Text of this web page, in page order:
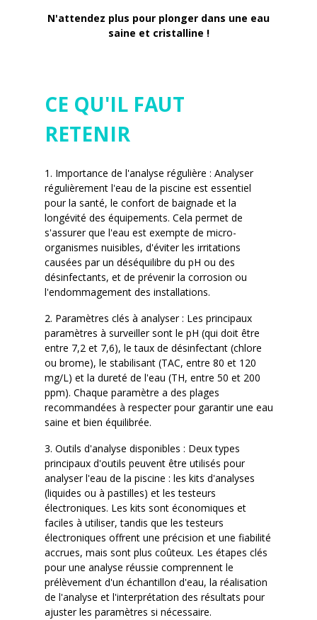
N'attendez plus pour plonger dans une eau
saine et cristalline !
CE QU'IL FAUT
RETENIR
1. Importance de l'analyse régulière : Analyser
régulièrement l'eau de la piscine est essentiel
pour la santé, le confort de baignade et la
longévité des équipements. Cela permet de
s'assurer que l'eau est exempte de micro-
organismes nuisibles, d'éviter les irritations
causées par un déséquilibre du pH ou des
désinfectants, et de prévenir la corrosion ou
l'endommagement des installations.
2. Paramètres clés à analyser : Les principaux
paramètres à surveiller sont le pH (qui doit être
entre 7,2 et 7,6), le taux de désinfectant (chlore
ou brome), le stabilisant (TAC, entre 80 et 120
mg/L) et la dureté de l'eau (TH, entre 50 et 200
ppm). Chaque paramètre a des plages
recommandées à respecter pour garantir une eau
saine et bien équilibrée.
3. Outils d'analyse disponibles : Deux types
principaux d'outils peuvent être utilisés pour
analyser l'eau de la piscine : les kits d'analyses
(liquides ou à pastilles) et les testeurs
électroniques. Les kits sont économiques et
faciles à utiliser, tandis que les testeurs
électroniques offrent une précision et une fiabilité
accrues, mais sont plus coûteux. Les étapes clés
pour une analyse réussie comprennent le
prélèvement d'un échantillon d'eau, la réalisation
de l'analyse et l'interprétation des résultats pour
ajuster les paramètres si nécessaire.